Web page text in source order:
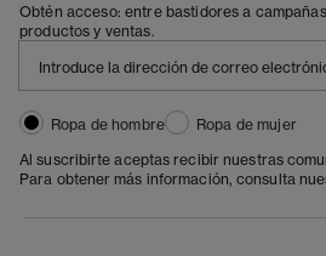
Obtén acceso: entre bastidores a
productos y ventas.
Ropa de hombre
Ropa de mujer
Al suscribirte aceptas recibir nuestras
Para obtener más información, consulta